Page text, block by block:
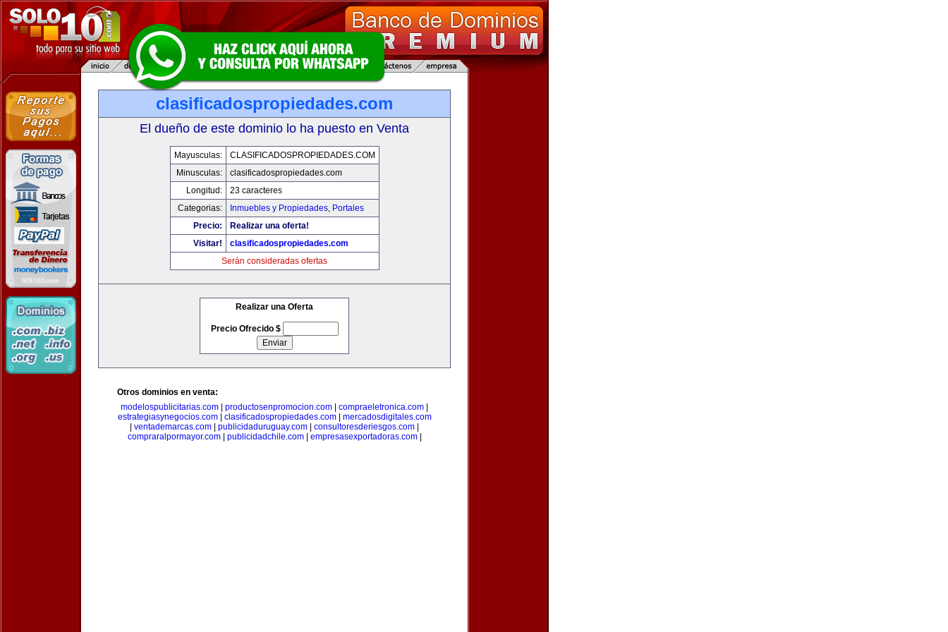
clasificadospropiedades.com
El dueño de este dominio lo ha puesto en Venta
Mayusculas:
CLASIFICADOSPROPIEDADES.COM
Minusculas:
clasificadospropiedades.com
Longitud:
23 caracteres
Categorias:
Inmuebles y Propiedades, Portales
Precio:
Realizar una oferta!
Visitar!
clasificadospropiedades.com
Serán consideradas ofertas
Realizar una Oferta
Precio Ofrecido $
Otros dominios en venta:
modelospublicitarias.com
productosenpromocion.com compraeletronica.com
estrategiasynegocios.com| clasificadospropiedades.com| mercadosdigitales.com
ventademarcas.com publicidaduruguay.com consultoresderiesgos.com
compraralpormayor.com| publicidadchile.com| empresasexportadoras.com|